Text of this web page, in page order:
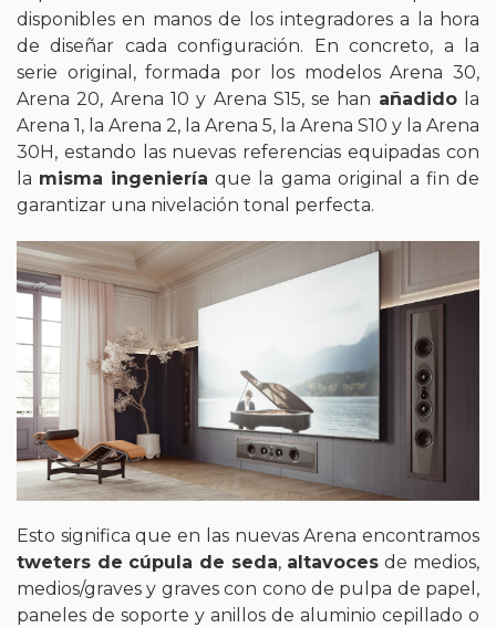
disponibles en manos de los integradores a la hora
de diseñar cada configuración. En concreto, a la
serie original, formada por los modelos Arena 30,
Arena 20, Arena 10 y Arena S15, se han añadidola
Arena 1, la Arena 2, la Arena 5, la Arena S10 y la Arena
30H, estando las nuevas referencias equipadas con
la misma ingeniería que la gama original a fin de
garantizar una nivelación tonal perfecta.
Esto significa que en las nuevas Arena encontramos
tweters de cúpula de seda, altavocesde medios,
medios/graves y graves con cono de pulpa de papel,
paneles de soporte y anillos de aluminio cepillado o